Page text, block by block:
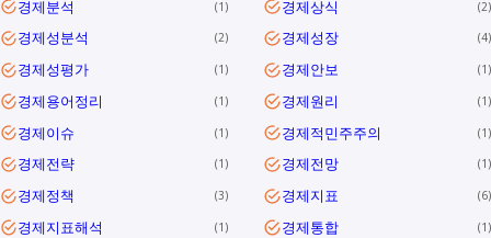
경제분석 1 경제상식 2
경제성분석 2 경제성장 4
경제성평가 1 경제안보 1
경제용어정리 1 경제원리 1
경제이슈 1 경제적민주주의 1
경제전략 1 경제전망 1
경제정책 3 경제지표 6
경제지표해석 1 경제통합 1